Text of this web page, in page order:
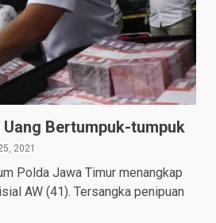
Bertumpuk-tumpuk
2021
Polda Jawa Timur menangkap
AW (41). Tersangka penipuan